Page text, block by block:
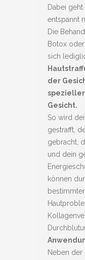
Dabei
entspannt
Die
Botox
sich
der
Gesicht.
So wird
gestrafft,
gebracht,
und dein
können
Neben der